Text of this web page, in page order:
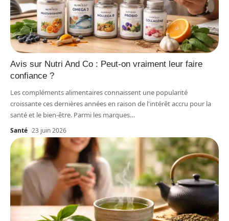
Avis sur Nutri And Co : Peut-on vraiment leur faire
confiance ?
Les compléments alimentaires connaissent une popularité
croissante ces dernières années en raison de l'intérêt accru pour la
santé et le bien-être. Parmi les marques…
Santé 23 juin 2026